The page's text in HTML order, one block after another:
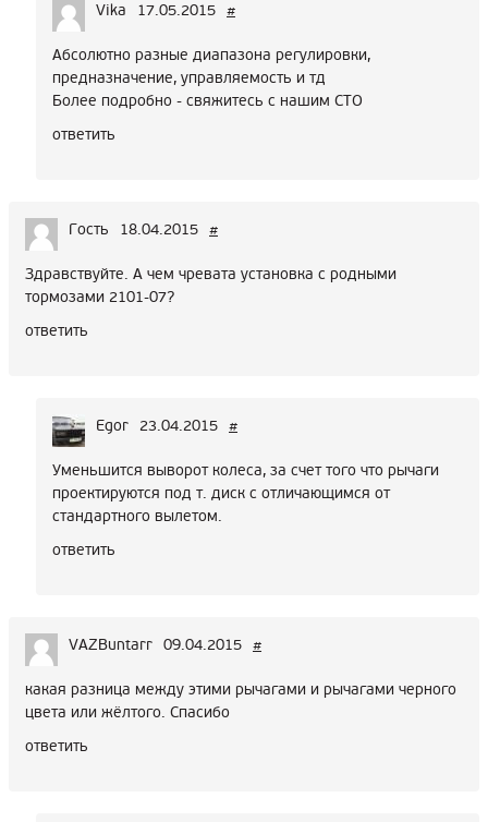
Vika 17.05.2015 #
Абсолютно разные диапазона регулировки,
предназначение, управляемость и тд
Более подробно - свяжитесь с нашим СТО
ответить
Гость 18.04.2015 #
Здравствуйте. А чем чревата установка с родными
тормозами 2101-07?
ответить
Egor 23.04.2015 #
Уменьшится выворот колеса, за счет того что рычаги
проектируются под т. диск с отличающимся от
стандартного вылетом.
ответить
VAZBuntarr 09.04.2015 #
какая разница между этими рычагами и рычагами черного
цвета или жёлтого. Спасибо
ответить